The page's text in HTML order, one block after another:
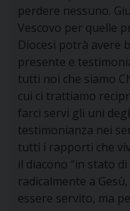
perdere nessuno.
Vescovo per quelle
Diocesi potrà avere
presente e
tutti noi che siamo
cui ci trattiamo
farci servi gli uni
testimonianza nei
tutti i rapporti che
il diacono “in stato
radicalmente a
essere servito, ma